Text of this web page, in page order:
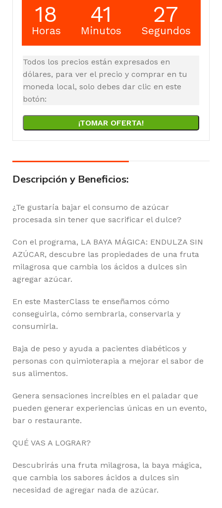
18
Horas
41
Minutos
27
Segundos
Todos los precios están expresados en
dólares, para ver el precio y comprar en tu
moneda local, solo debes dar clic en este
botón:
¡TOMAR OFERTA!
Descripción y Beneficios:
¿Te gustaría bajar el consumo de azúcar
procesada sin tener que sacrificar el dulce?
Con el programa, LA BAYA MÁGICA: ENDULZA SIN
AZÚCAR, descubre las propiedades de una fruta
milagrosa que cambia los ácidos a dulces sin
agregar azúcar.
En este MasterClass te enseñamos cómo
conseguirla, cómo sembrarla, conservarla y
consumirla.
Baja de peso y ayuda a pacientes diabéticos y
personas con quimioterapia a mejorar el sabor de
sus alimentos.
Genera sensaciones increíbles en el paladar que
pueden generar experiencias únicas en un evento,
bar o restaurante.
QUÉ VAS A LOGRAR?
Descubrirás una fruta milagrosa, la baya mágica,
que cambia los sabores ácidos a dulces sin
necesidad de agregar nada de azúcar.